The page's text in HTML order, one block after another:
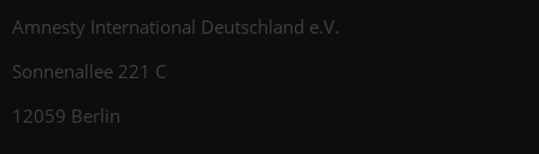
Amnesty International Deutschland e.V.
Sonnenallee 221 C
12059 Berlin